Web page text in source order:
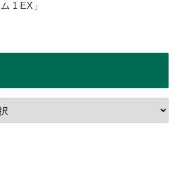
ム 1 EX」